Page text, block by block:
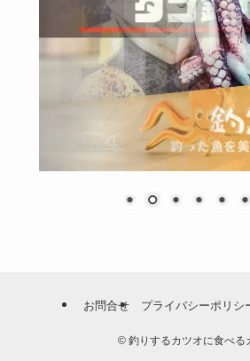
お問合せ プライバシーポリシ
©釣りするカツオに食べる